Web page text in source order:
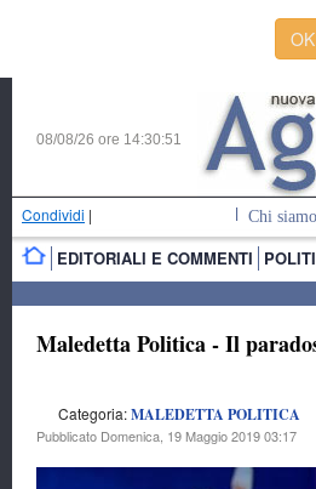
OK
08/08/26 ore 14:30:52
Condividi | Chi siamo
EDITORIALI E COMMENTI
Maledetta Politica - Il
Categoria:MALEDETTA POLITICA
Pubblicato Domenica, 19 Maggio 2019 03:17